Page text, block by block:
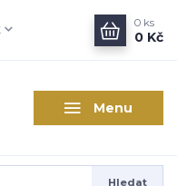
Menu
Hledat
0 ks
0 Kč